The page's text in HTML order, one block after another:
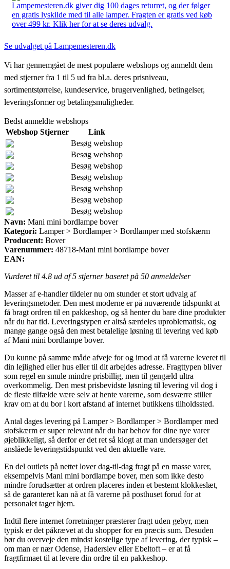
Lampemesteren.dk giver dig 100 dages returret, og der følger
en gratis lyskilde med til alle lamper. Fragten er gratis ved køb
over 499 kr. Klik her for at se deres udvalg.
Se udvalget på Lampemesteren.dk
Vi har gennemgået de mest populære webshops og anmeldt dem
med stjerner fra 1 til 5 ud fra bl.a. deres prisniveau,
sortimentstørrelse, kundeservice, brugervenlighed, betingelser,
leveringsformer og betalingsmuligheder.
Bedst anmeldte webshops
Webshop Stjerner
Link
Besøg webshop
Besøg webshop
Besøg webshop
Besøg webshop
Besøg webshop
Besøg webshop
Besøg webshop
Navn: Mani mini bordlampe bover
Kategori: Lamper > Bordlamper > Bordlamper med stofskærm
Producent: Bover
Varenummer: 48718-Mani mini bordlampe bover
EAN:
Vurderet til 4.8 ud af 5 stjerner baseret på 50 anmeldelser
Masser af e-handler tildeler nu om stunder et stort udvalg af
leveringsmetoder. Den mest moderne er på nuværende tidspunkt at
få bragt ordren til en pakkeshop, og så henter du bare dine produkter
når du har tid. Leveringstypen er altså særdeles uproblematisk, og
mange gange også den mest betalelige løsning til levering ved køb
af Mani mini bordlampe bover.
Du kunne på samme måde afveje for og imod at få varerne leveret til
din lejlighed eller hus eller til dit arbejdes adresse. Fragttypen bliver
som regel en smule mindre prisbillig, men til gengæld ultra
overkommelig. Den mest prisbevidste løsning til levering vil dog i
de fleste tilfælde være selv at hente varerne, som desværre stiller
krav om at du bor i kort afstand af internet butikkens tilholdssted.
Antal dages levering på Lamper > Bordlamper > Bordlamper med
stofskærm er super relevant når du har behov for dine nye varer
øjeblikkeligt, så derfor er det ret så klogt at man undersøger det
anslåede leveringstidspunkt ved den aktuelle vare.
En del outlets på nettet lover dag-til-dag fragt på en masse varer,
eksempelvis Mani mini bordlampe bover, men som ikke desto
mindre forudsætter at ordren placeres inden et bestemt klokkeslæt,
så de garanteret kan nå at få varerne på posthuset forud for at
personalet tager hjem.
Indtil flere internet forretninger præsterer fragt uden gebyr, men
typisk er det påkrævet at du shopper for en præcis sum. Desuden
bør du overveje den mindst kostelige type af levering, der typisk –
om man er nær Odense, Haderslev eller Ebeltoft – er at få
fragtfirmaet til at levere din ordre til en pakkeshop.